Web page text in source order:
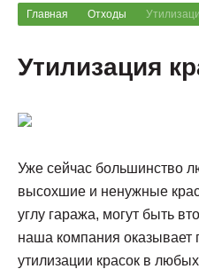
Главная Отходы
Утилизация
Уже сейчас большинство
высохшие и ненужные
углу гаража, могут быть
наша компания оказывает
утилизации красок в